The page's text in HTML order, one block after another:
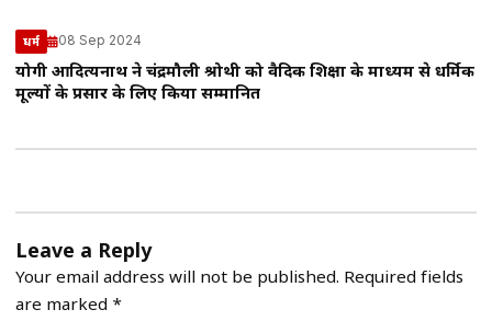
धर्म 08 Sep 2024
योगी आदित्यनाथ ने चंद्रमौली श्रोथी को वैदिक शिक्षा के माध्यम से धर्मिक
मूल्यों के प्रसार के लिए किया सम्मानित
Leave a Reply
Your email address will not be published. Required fields
are marked *